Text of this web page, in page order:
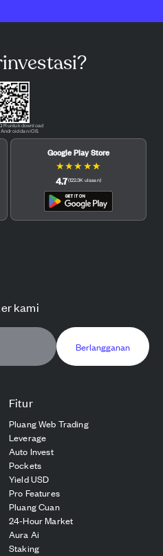
Fitur
Pluang Web Trading
Leverage
Auto Invest
Pockets
Yield USD
Pro Features
Pluang Cuan
24-Hour Market
Aura Ai
Staking
untuk download
Android dan iOS.
Google Play Store
★★★ ★★
4.7(122.3K ulasan)
kami
Berlangganan